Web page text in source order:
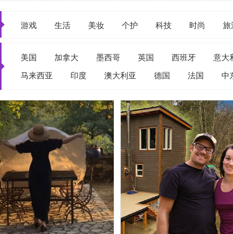
游戏 生活 美妆 个护 科技 时尚 旅
美国 加拿大 墨西哥 英国 西班牙 意大
马来西亚
印度 澳大利亚 德国 法国 中